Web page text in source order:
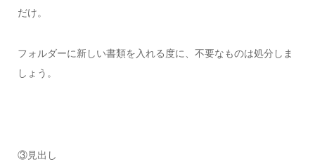
だけ。
フォルダーに新しい書類を入れる度に、不要なものは処分しま
しょう。
③見出し